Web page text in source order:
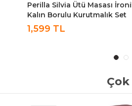
Perilla Silvia Ütü Masası
Kalın Borulu Kurutmalık Set
1,599 TL